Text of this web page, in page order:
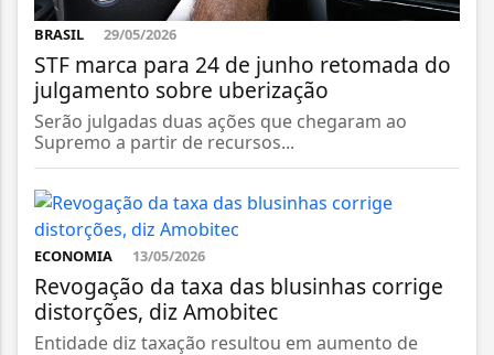
BRASIL 29/05/2026
STF marca para 24 de junho retomada do
julgamento sobre uberização
Serão julgadas duas ações que chegaram ao
Supremo a partir de recursos...
ECONOMIA 13/05/2026
Revogação da taxa das blusinhas corrige
distorções, diz Amobitec
Entidade diz taxação resultou em aumento de